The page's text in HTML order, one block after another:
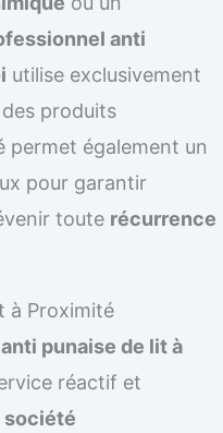
anti
utilise exclusivement
produits
permet également un
pour garantir
toute récurrence
à Proximité
punaise de lit à
réactif et
société